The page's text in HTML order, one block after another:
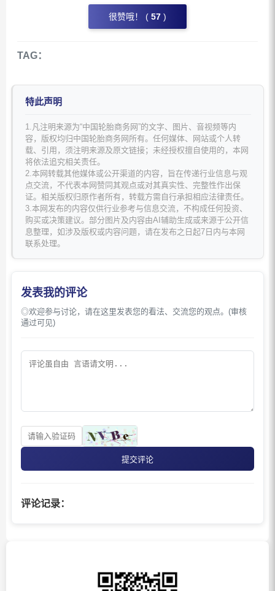
很赞哦！ ( 57 )
TAG：
特此声明
1.凡注明来源为“中国轮胎商务网”的文字、图片、音视频等内
容，版权均归中国轮胎商务网所有。任何媒体、网站或个人转
载、引用，须注明来源及原文链接；未经授权擅自使用的，本网
将依法追究相关责任。
2.本网转载其他媒体或公开渠道的内容，旨在传递行业信息与观
点交流，不代表本网赞同其观点或对其真实性、完整性作出保
证。相关版权归原作者所有，转载方需自行承担相应法律责任。
3.本网发布的内容仅供行业参考与信息交流，不构成任何投资、
购买或决策建议。部分图片及内容由AI辅助生成或来源于公开信
息整理，如涉及版权或内容问题，请在发布之日起7日内与本网
联系处理。
发表我的评论
◎欢迎参与讨论，请在这里发表您的看法、交流您的观点。(审核
通过可见)
提交评论
评论记录：